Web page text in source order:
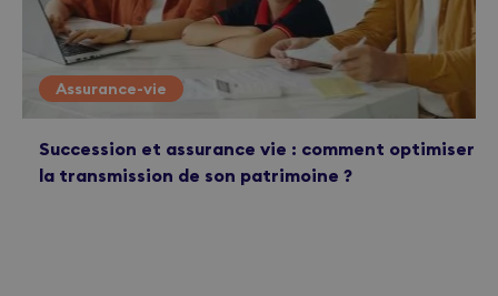
Assurance-vie
Succession et assurance vie : comment optimiser
la transmission de son patrimoine ?